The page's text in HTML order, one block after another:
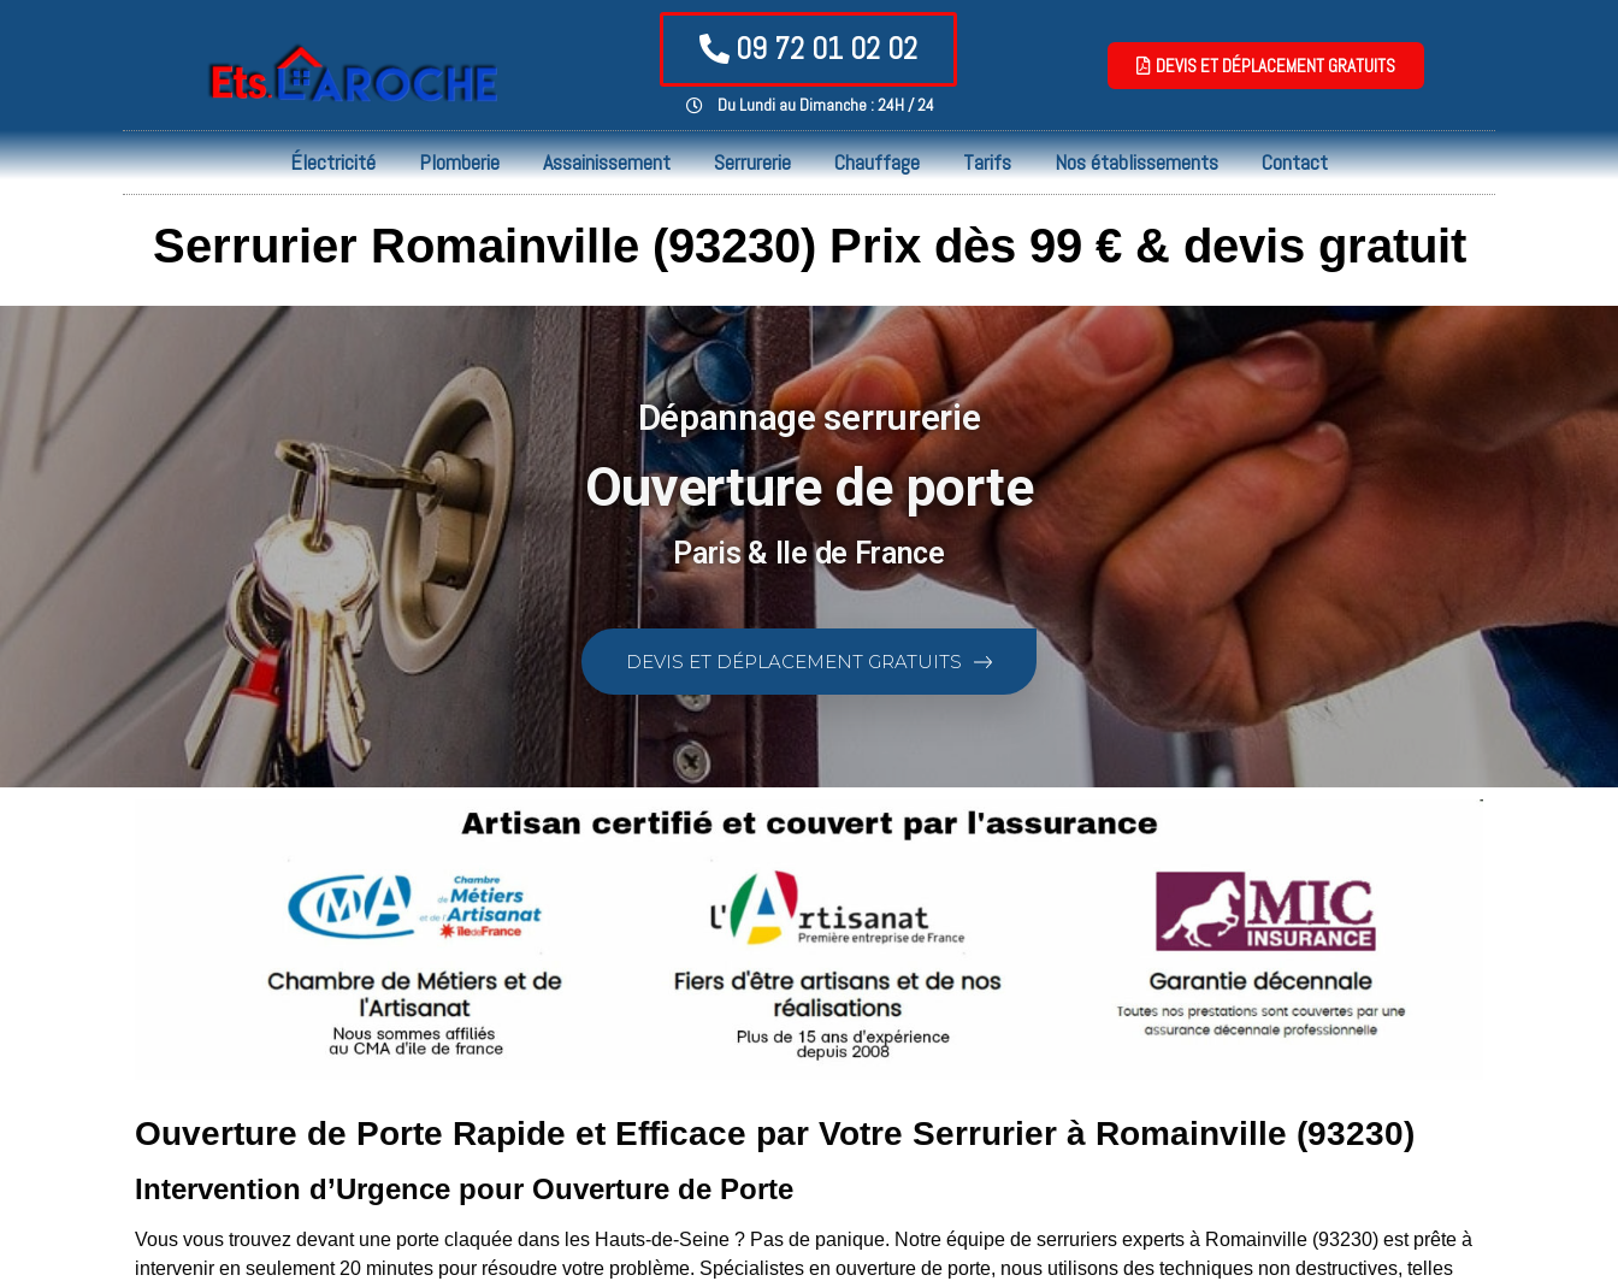
09 72 01 02 02
Du Lundi au Dimanche : 24H / 24
DEVIS ET DÉPLACEMENT GRATUITS
Électricité Plomberie Assainissement Serrurerie Chauffage Tarifs Nos établissements Contact
Serrurier Romainville (93230) Prix dès 99 € & devis gratuit
Dépannage serrurerie
Ouverture de porte
Paris & Ile de France
DEVIS ET DÉPLACEMENT GRATUITS
Ouverture de Porte Rapide et Efficace par Votre Serrurier à Romainville (93230)
Intervention d’Urgence pour Ouverture de Porte
Vous vous trouvez devant une porte claquée dans les Hauts-de-Seine ? Pas de panique. Notre équipe de serruriers experts à Romainville (93230) est prête à
intervenir en seulement 20 minutes pour résoudre votre problème. Spécialistes en ouverture de porte, nous utilisons des techniques non destructives, telles